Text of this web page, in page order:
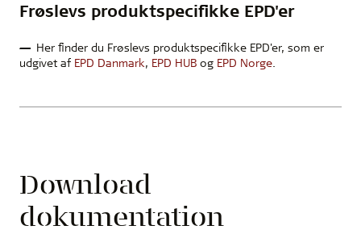
Frøslevs produktspecifikke EPD'er
Her finder du Frøslevs produktspecifikke EPD'er, som er
udgivet af EPD Danmark, EPD HUB og EPD Norge.
Download
dokumentation